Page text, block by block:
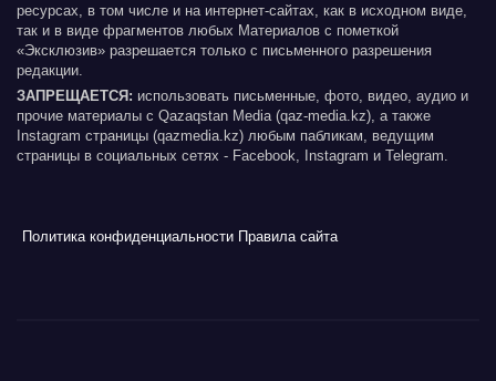
ресурсах, в том числе и на интернет-сайтах, как в исходном виде,
так и в виде фрагментов любых Материалов с пометкой
«Эксклюзив» разрешается только с письменного разрешения
редакции.
ЗАПРЕЩАЕТСЯ: использовать письменные, фото, видео, аудио и
прочие материалы с Qazaqstan Media (qaz-media.kz), а также
Instagram страницы (qazmedia.kz) любым пабликам, ведущим
страницы в социальных сетях - Facebook, Instagram и Telegram.
Политика конфиденциальности Правила сайта